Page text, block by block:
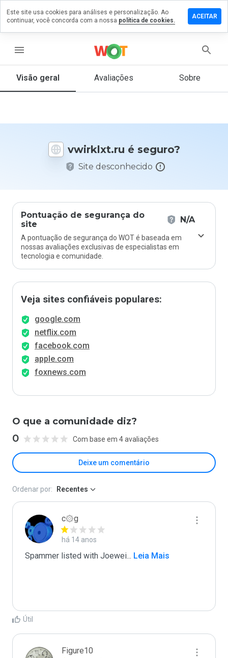
menu
Visão geral Avaliações Sobre
vwirklxt.ru é seguro?
Site desconhecido
Pontuação de segurança do
site
N/A
A pontuação de segurança do WOT é baseada em
nossas avaliações exclusivas de especialistas em
tecnologia e comunidade.
Veja sites confiáveis populares:
google.com
netflix.com
facebook.com
apple.com
foxnews.com
O que a comunidade diz?
0 Com base em 4 avaliações
Deixe um comentário
um
que
Ordenar por: Recentes
c۞g
há 14 anos
Spammer listed with Joewei... Leia Mais
Útil
Figure10
Este site usa cookies para análises e personalização. Ao
continuar, você concorda com a nossa política de cookies.
ACEITAR